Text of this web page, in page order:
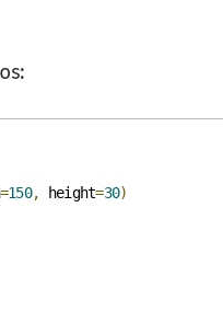
=150, height=30)